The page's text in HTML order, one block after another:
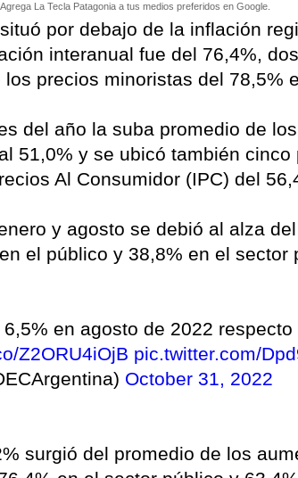
Agrega La Tecla Patagonia a tus medios preferidos en Google.
por debajo de la inflación
interanual fue del 76,4%,
precios minoristas del 78,5%
del año la suba promedio de
51,0% y se ubicó también
Al Consumidor (IPC) del
y agosto se debió al alza
el público y 38,8% en el sector
en agosto de 2022
Z2ORU4iOjB pic.twitter.com/
October 31, 2022
surgió del promedio de los